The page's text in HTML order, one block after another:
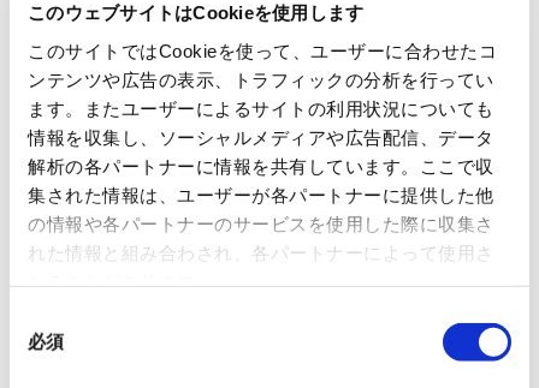
このウェブサイトはCookieを使用します
このサイトではCookieを使って、ユーザーに合わせたコ
ンテンツや広告の表示、トラフィックの分析を行ってい
ます。またユーザーによるサイトの利用状況についても
情報を収集し、ソーシャルメディアや広告配信、データ
解析の各パートナーに情報を共有しています。ここで収
集された情報は、ユーザーが各パートナーに提供した他
の情報や各パートナーのサービスを使用した際に収集さ
れた情報と組み合わされ、各パートナーによって使用さ
必須
最新記事
政府調達・重要インフラで求められるJC-STAR「★3」
とは？ 認証要件からPSTI・CLSとの相互承認まで徹底
解説
エレクトロニクス
2026/08/03